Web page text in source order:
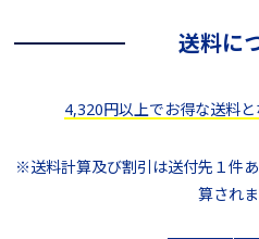
送料に
4,320円以上でお得な送料と
※送料計算及び割引は送付先１件
算されま